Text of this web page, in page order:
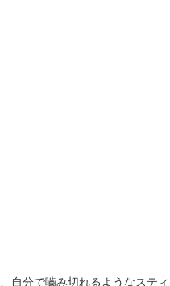
自分で嚙み切れるようなステ